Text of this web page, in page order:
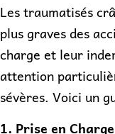
Les traumatisés
plus graves des
charge et leur
attention
sévères. Voici un
1. Prise en